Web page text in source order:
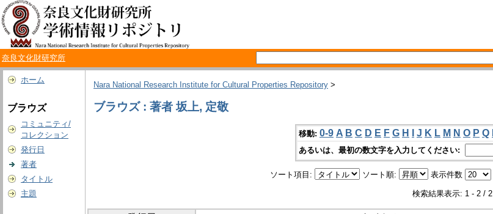
奈良文化財研究所
ホーム
ブラウズ
コミュニティ/
コレクション
発行日
著者
タイトル
主題
Nara National Research Institute for Cultural Properties Repository >
ブラウズ : 著者 坂上, 定敬
移動: 0-9 A B C D E F G H J K L M N O P Q
あるいは、最初の数文字を入力してください:
ソート項目: ソート順: 表示件数
検索結果表示: 1 - 2 / 2